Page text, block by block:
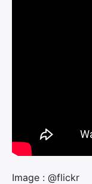
Image : @flickr